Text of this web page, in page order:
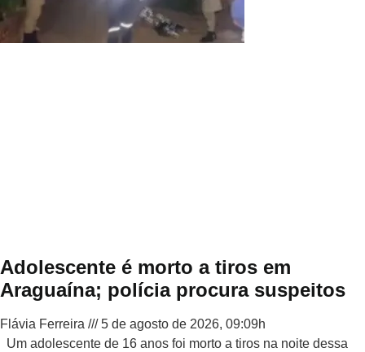
Adolescente é morto a tiros em
Araguaína; polícia procura suspeitos
Flávia Ferreira
5 de agosto de 2026, 09:09h
Um adolescente de 16 anos foi morto a tiros na noite dessa